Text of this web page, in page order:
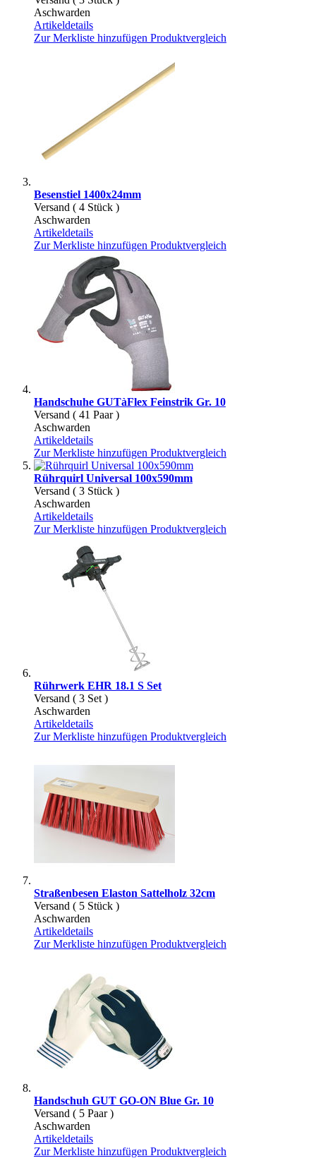
Aschwarden
Artikeldetails
Zur Merkliste hinzufügen Produktvergleich
Besenstiel 1400x24mm
Versand ( 4 Stück )
Aschwarden
Artikeldetails
Zur Merkliste hinzufügen Produktvergleich
Handschuhe GUTàFlex Feinstrik Gr. 10
Versand ( 41 Paar )
Aschwarden
Artikeldetails
Zur Merkliste hinzufügen Produktvergleich
Rührquirl Universal 100x590mm
Versand ( 3 Stück )
Aschwarden
Artikeldetails
Zur Merkliste hinzufügen Produktvergleich
Rührwerk EHR 18.1 S Set
Versand ( 3 Set )
Aschwarden
Artikeldetails
Zur Merkliste hinzufügen Produktvergleich
Straßenbesen Elaston Sattelholz 32cm
Versand ( 5 Stück )
Aschwarden
Artikeldetails
Zur Merkliste hinzufügen Produktvergleich
Handschuh GUT GO-ON Blue Gr. 10
Versand ( 5 Paar )
Aschwarden
Artikeldetails
Zur Merkliste hinzufügen Produktvergleich